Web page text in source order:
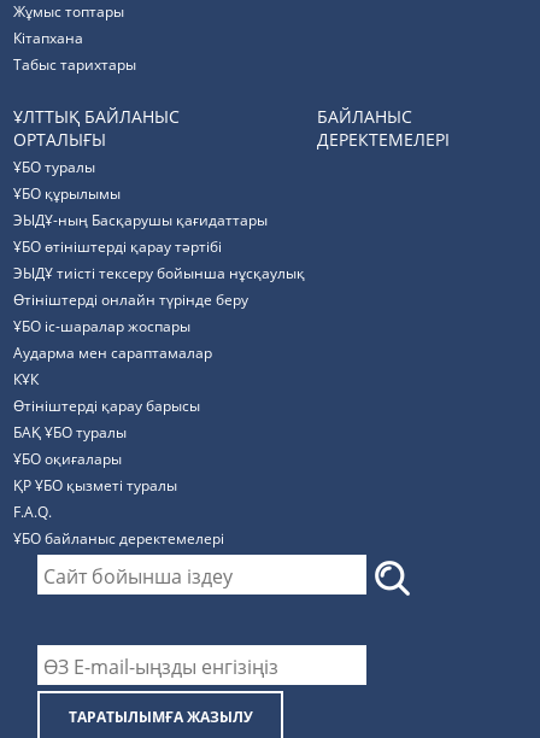
Жұмыс топтары
Кітапхана
Табыс тарихтары
ҰЛТТЫҚ БАЙЛАНЫС
ОРТАЛЫҒЫ
ҰБО туралы
ҰБО құрылымы
ЭЫДҰ-ның Басқарушы қағидаттары
ҰБО өтініштерді қарау тәртібі
ЭЫДҰ тиісті тексеру бойынша нұсқаулық
Өтініштерді онлайн түрінде беру
ҰБО іс-шаралар жоспары
Аударма мен сараптамалар
КҰК
Өтініштерді қарау барысы
БАҚ ҰБО туралы
ҰБО оқиғалары
ҚР ҰБО қызметі туралы
F.A.Q.
ҰБО байланыс деректемелерi
БАЙЛАНЫС
ДЕРЕКТЕМЕЛЕРІ
ТАРАТЫЛЫМҒА ЖАЗЫЛУ